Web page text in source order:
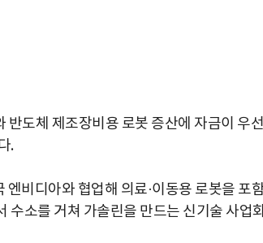
반도체 제조장비용 로봇 증산에 자금이 우
.
엔비디아와 협업해 의료·이동용 로봇을 포
수소를 거쳐 가솔린을 만드는 신기술 사업